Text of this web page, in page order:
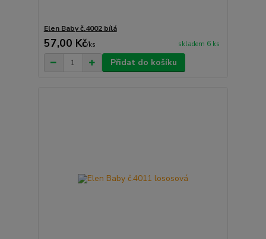
Elen Baby č.4002 bílá
57,00 Kč/ks skladem 6 ks
Přidat do košíku